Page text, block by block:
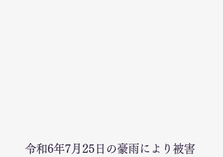
令和6年7月25日の豪雨により被害